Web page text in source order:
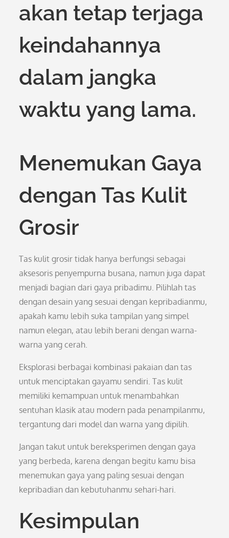
akan tetap terjaga
keindahannya
dalam jangka
waktu yang lama.
Menemukan Gaya
dengan Tas Kulit
Grosir
Tas kulit grosir tidak hanya berfungsi sebagai
aksesoris penyempurna busana, namun juga dapat
menjadi bagian dari gaya pribadimu. Pilihlah tas
dengan desain yang sesuai dengan kepribadianmu,
apakah kamu lebih suka tampilan yang simpel
namun elegan, atau lebih berani dengan warna-
warna yang cerah.
Eksplorasi berbagai kombinasi pakaian dan tas
untuk menciptakan gayamu sendiri. Tas kulit
memiliki kemampuan untuk menambahkan
sentuhan klasik atau modern pada penampilanmu,
tergantung dari model dan warna yang dipilih.
Jangan takut untuk bereksperimen dengan gaya
yang berbeda, karena dengan begitu kamu bisa
menemukan gaya yang paling sesuai dengan
kepribadian dan kebutuhanmu sehari-hari.
Kesimpulan